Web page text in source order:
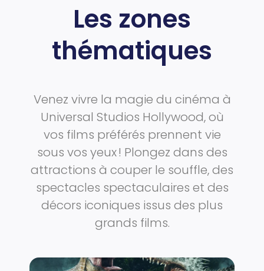
Les zones
thématiques
Venez vivre la magie du cinéma à
Universal Studios Hollywood, où
vos films préférés prennent vie
sous vos yeux ! Plongez dans des
attractions à couper le souffle, des
spectacles spectaculaires et des
décors iconiques issus des plus
grands films.